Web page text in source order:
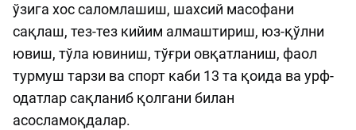
ўзига хос саломлашиш, шахсий масофани
сақлаш, тез-тез кийим алмаштириш, юз-қўлни
ювиш, тўла ювиниш, тўғри овқатланиш, фаол
турмуш тарзи ва спорт каби 13 та қоида ва урф-
одатлар сақланиб қолгани билан
асосламоқдалар.